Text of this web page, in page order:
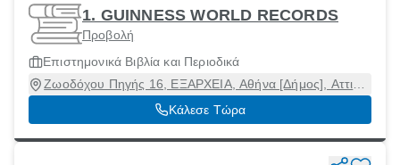
1. GUINNESS WORLD RECORDS
Προβολή
Επιστημονικά Βιβλία και Περιοδικά
Ζωοδόχου Πηγής 16, ΕΞΑΡΧΕΙΑ, Αθήνα [Δήμος], Αττική,
10681
Κάλεσε Τώρα